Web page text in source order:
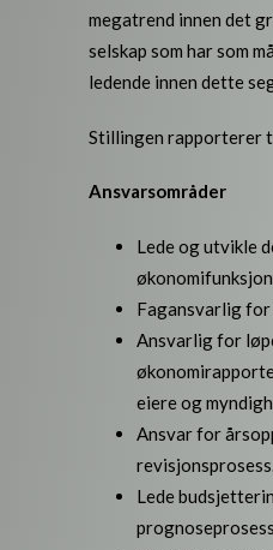
megatrend innen det
selskap som har som
ledende innen dette
Stillingen rapporterer
Ansvarsområder
Lede og utvikle
Fagansvarlig for
Ansvarlig for
eiere og
Ansvar for
revisjonsprosess.
Lede